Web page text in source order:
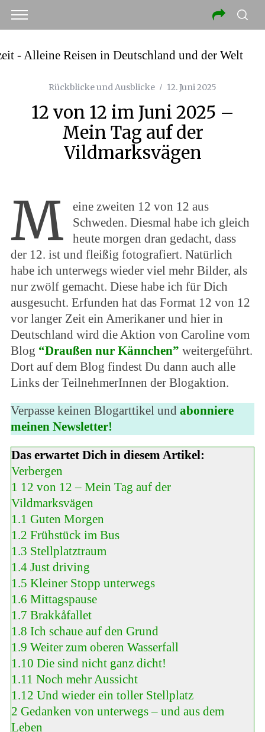
Rückblicke und Ausblicke 12. Juni 2025
12 von 12 im Juni 2025 –
Mein Tag auf der
Vildmarksvägen
M
eine zweiten 12 von 12 aus
Schweden. Diesmal habe ich gleich
heute morgen dran gedacht, dass
der 12. ist und fleißig fotografiert. Natürlich
habe ich unterwegs wieder viel mehr Bilder, als
nur zwölf gemacht. Diese habe ich für Dich
ausgesucht. Erfunden hat das Format 12 von 12
vor langer Zeit ein Amerikaner und hier in
Deutschland wird die Aktion von Caroline vom
Blog “Draußen nur Kännchen” weitergeführt.
Dort auf dem Blog findest Du dann auch alle
Links der TeilnehmerInnen der Blogaktion.
Verpasse keinen Blogarttikel und abonniere
meinen Newsletter!
Das erwartet Dich in diesem Artikel:
Verbergen
1 12 von 12 – Mein Tag auf der
Vildmarksvägen
1.1 Guten Morgen
1.2 Frühstück im Bus
1.3 Stellplatztraum
1.4 Just driving
1.5 Kleiner Stopp unterwegs
1.6 Mittagspause
1.7 Brakkåfallet
1.8 Ich schaue auf den Grund
1.9 Weiter zum oberen Wasserfall
1.10 Die sind nicht ganz dicht!
1.11 Noch mehr Aussicht
1.12 Und wieder ein toller Stellplatz
2 Gedanken von unterwegs – und aus dem
Leben